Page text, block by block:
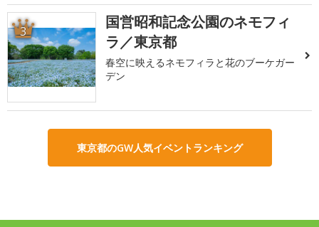
3
国営昭和記念公園のネモフィ
ラ／東京都
春空に映えるネモフィラと花のブーケガー
デン
東京都のGW人気イベントランキング